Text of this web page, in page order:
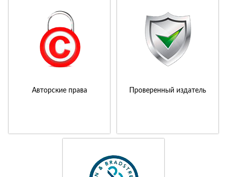
Авторские права Проверенный издатель